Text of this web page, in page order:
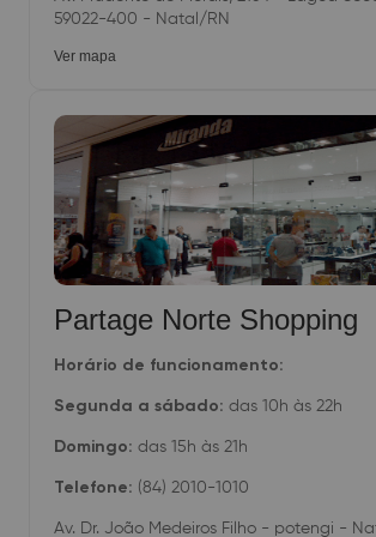
59022-400 - Natal/RN
Ver mapa
Partage Norte Shopping
Horário de funcionamento:
Segunda a sábado: das 10h às 22h
Domingo: das 15h às 21h
Telefone: (84) 2010-1010
Av. Dr. João Medeiros Filho - potengi -